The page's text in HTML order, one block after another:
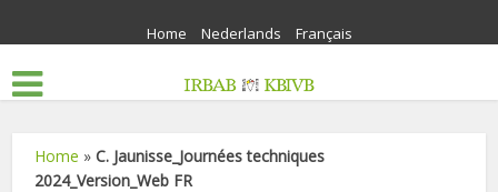
Home Nederlands Français
Home »C. Jaunisse_Journées techniques
2024_Version_Web FR